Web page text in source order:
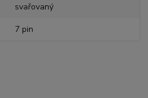
svařovaný
7 pin